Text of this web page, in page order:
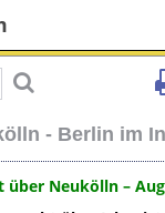
- Berlin im
über Neukölln –